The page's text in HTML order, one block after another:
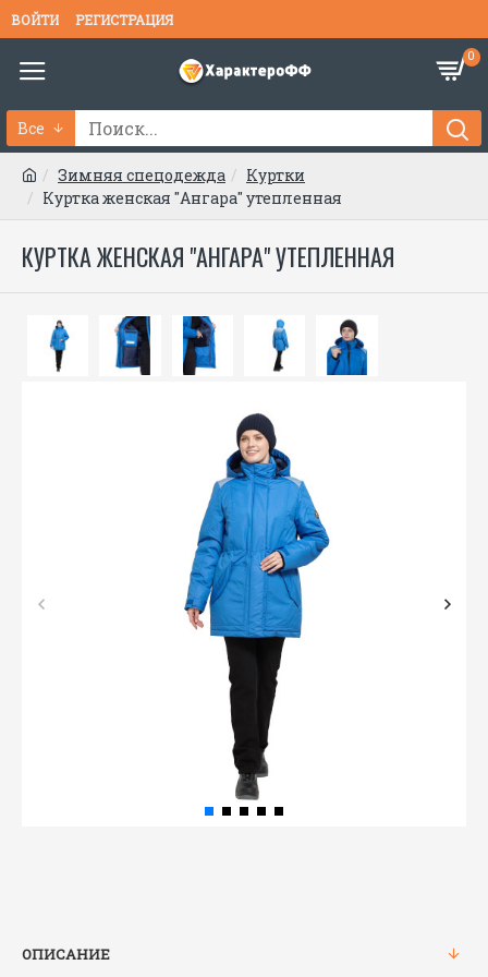
ВОЙТИ РЕГИСТРАЦИЯ
0
Все
Зимняя спецодежда
Куртки
Куртка женская "Ангара" утепленная
КУРТКА ЖЕНСКАЯ "АНГАРА" УТЕПЛЕННАЯ
ОПИСАНИЕ